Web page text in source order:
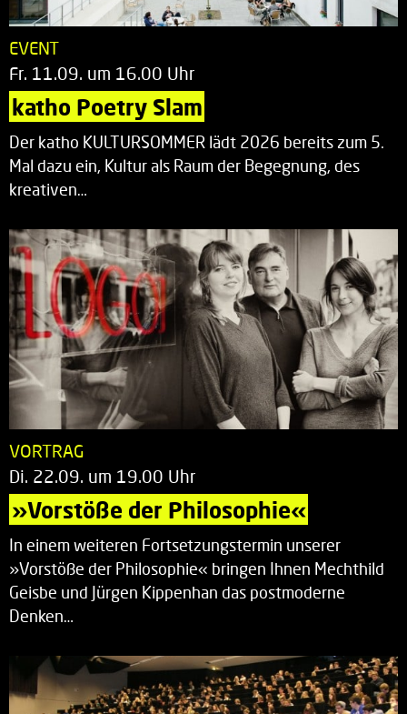
EVENT
Fr. 11.09. um 16.00 Uhr
katho Poetry Slam
Der katho KULTURSOMMER lädt 2026 bereits zum 5.
Mal dazu ein, Kultur als Raum der Begegnung, des
kreativen…
VORTRAG
Di. 22.09. um 19.00 Uhr
»Vorstöße der Philosophie«
In einem weiteren Fortsetzungstermin unserer
»Vorstöße der Philosophie« bringen Ihnen Mechthild
Geisbe und Jürgen Kippenhan das postmoderne
Denken…